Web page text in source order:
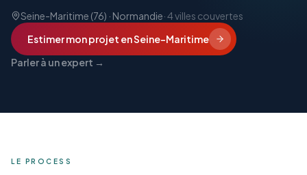
Seine-Maritime (76) · Normandie·4villes couvertes
Estimer mon projet en Seine-Maritime
Parler à un expert →
LE PROCESS